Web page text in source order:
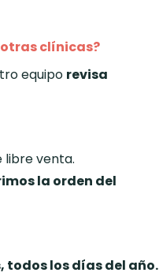
clínicas?
equipo revisa
libre venta.
la orden del
todos los días del año.